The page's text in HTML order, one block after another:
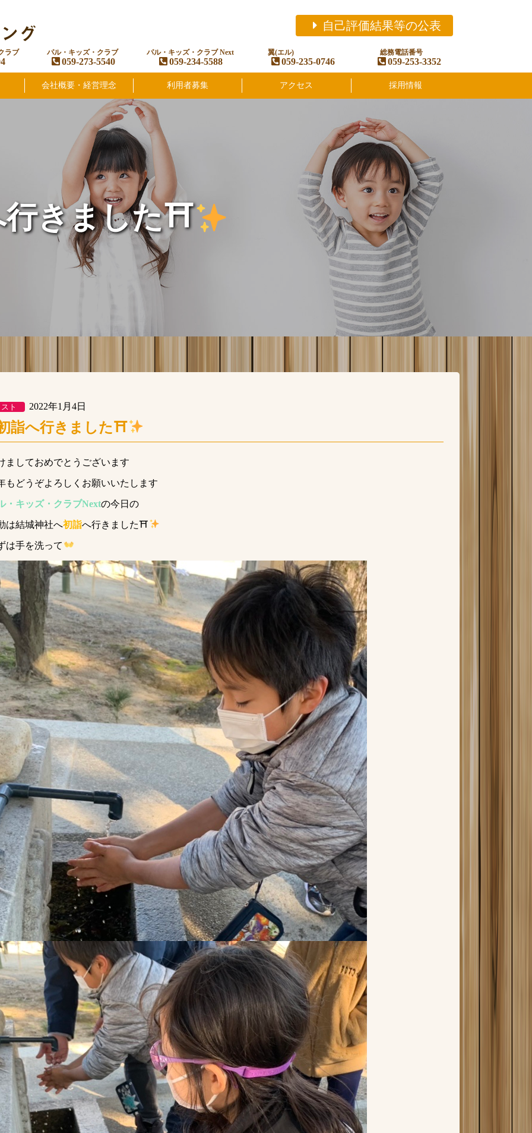
ラブ パル・キッズ・クラブ
059-273-5540
パル・キッズ・クラブ Next
059-234-5588
翼(エル)
059-235-0746
総務電話番号
059-253-3352
自己評価結果等の公表
会社概要・経営理念 利用者募集 アクセス 採用情報
行きました⛩
ト 2022年1月4日
詣へ行きました⛩
ましておめでとうございます
もどうぞよろしくお願いいたします
・キッズ・クラブNextの今日の
は結城神社へ初詣へ行きました⛩
は手を洗って